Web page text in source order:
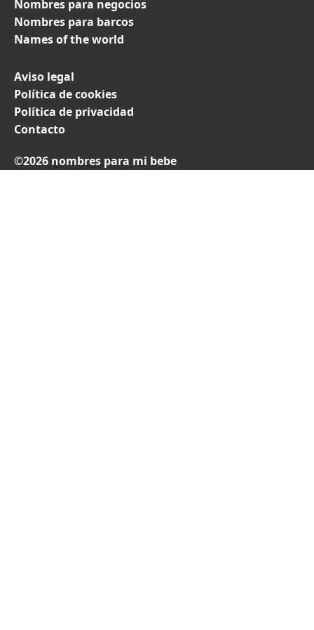
Nombres para negocios
Nombres para barcos
Names of the world
Aviso legal
Política de cookies
Política de privacidad
Contacto
©2026 nombres para mi bebe